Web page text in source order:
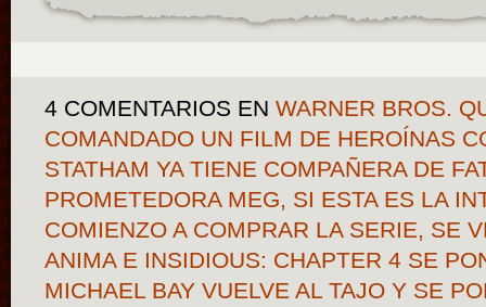
4 COMENTARIOS EN WARNER BROS.
COMANDADO UN FILM DE HEROÍNAS
STATHAM YA TIENE COMPAÑERA DE
PROMETEDORA MEG, SI ESTA ES LA
COMIENZO A COMPRAR LA SERIE, SE
ANIMA E INSIDIOUS: CHAPTER 4 SE
MICHAEL BAY VUELVE AL TAJO Y SE